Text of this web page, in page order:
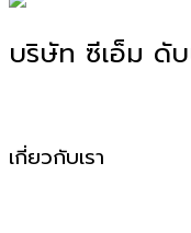
บริษัท ซีเอ็ม ดั
เกี่ยวกับเรา